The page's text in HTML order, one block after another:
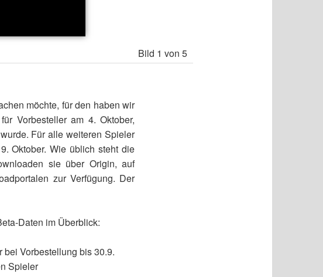
Bild 1 von 5
möchte, für den haben wir
Vorbesteller am 4. Oktober,
Für alle weiteren Spieler
Oktober. Wie üblich steht die
sie über Origin, auf
zur Verfügung. Der
Daten im Überblick:
bei Vorbestellung bis 30.9.
Spieler